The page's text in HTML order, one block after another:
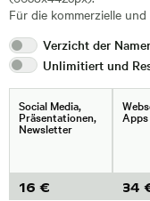
Für die kommerzielle
Verzicht der
Unlimitiert und
Social Media,
Präsentationen,
Newsletter
16 €
Apps
34